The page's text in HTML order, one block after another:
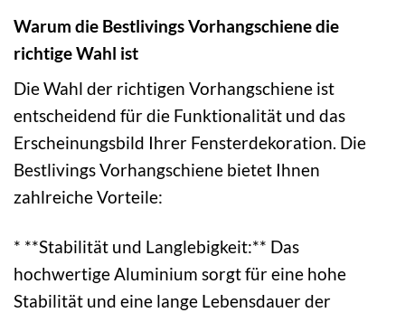
Warum die Bestlivings Vorhangschiene die
richtige Wahl ist
Die Wahl der richtigen Vorhangschiene ist
entscheidend für die Funktionalität und das
Erscheinungsbild Ihrer Fensterdekoration. Die
Bestlivings Vorhangschiene bietet Ihnen
zahlreiche Vorteile:
* **Stabilität und Langlebigkeit:** Das
hochwertige Aluminium sorgt für eine hohe
Stabilität und eine lange Lebensdauer der